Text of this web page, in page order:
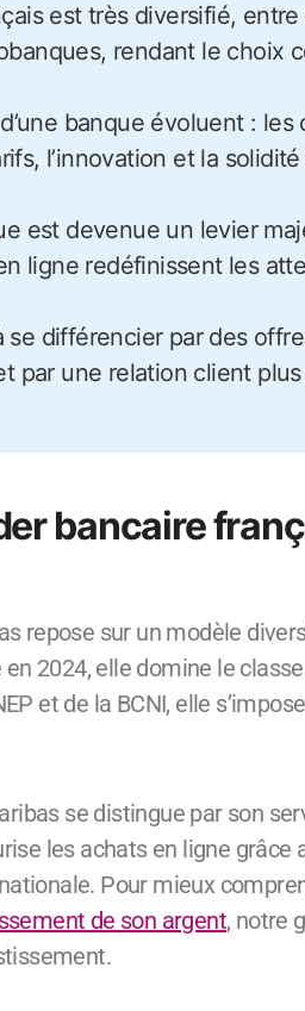
rendant le choix
banque évoluent :
l’innovation et la
est devenue un levier
ligne redéfinissent les
différencier par des
par une relation client
bancaire
repose sur un modèle
2024, elle domine le
et de la BCNI, elle
se distingue par son
les achats en ligne
Pour mieux
de son argent, notre